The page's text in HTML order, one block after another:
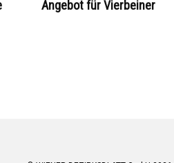
Angebot für Vierbeiner